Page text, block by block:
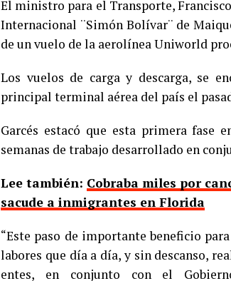
El ministro para el Transporte,
Internacional ¨Simón Bolívar¨ de
de un vuelo de la aerolínea Uniworld
Los vuelos de carga y descarga, se
principal terminal aérea del país el
Garcés estacó que esta primera fase
semanas de trabajo desarrollado en
Lee también: Cobraba miles por
sacude a inmigrantes en Florida
“Este paso de importante beneficio
labores que día a día, y sin descanso,
entes, en conjunto con el